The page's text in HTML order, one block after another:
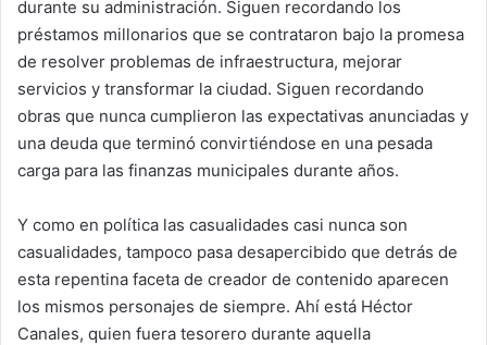
durante su administración. Siguen recordando los
préstamos millonarios que se contrataron bajo la promesa
de resolver problemas de infraestructura, mejorar
servicios y transformar la ciudad. Siguen recordando
obras que nunca cumplieron las expectativas anunciadas y
una deuda que terminó convirtiéndose en una pesada
carga para las finanzas municipales durante años.
Y como en política las casualidades casi nunca son
casualidades, tampoco pasa desapercibido que detrás de
esta repentina faceta de creador de contenido aparecen
los mismos personajes de siempre. Ahí está Héctor
Canales, quien fuera tesorero durante aquella